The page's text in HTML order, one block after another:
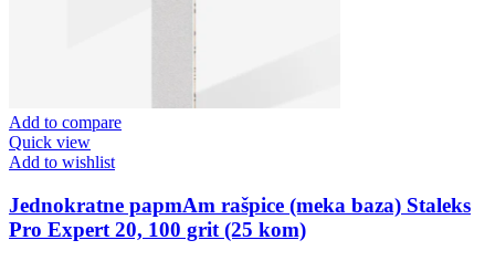
Add to compare
Quick view
Add to wishlist
Jednokratne papmAm rašpice (meka baza) Staleks
Pro Expert 20, 100 grit (25 kom)